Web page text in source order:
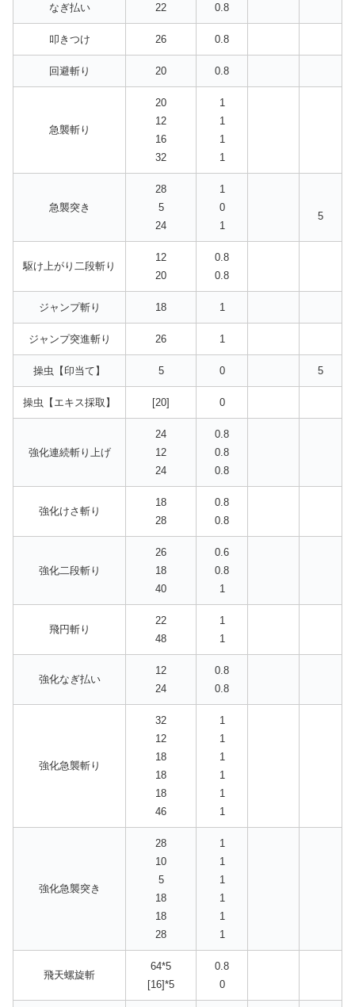
なぎ払い 22 0.8
叩きつけ 26 0.8
回避斬り 20 0.8
急襲斬り
20
12
16
32
1
1
1
1
急襲突き
28
5
24
1
0
1
5
駆け上がり二段斬り
12
20
0.8
0.8
ジャンプ斬り 18 1
ジャンプ突進斬り 26 1
操虫【印当て】 5 0 5
操虫【エキス採取】 [20] 0
強化連続斬り上げ
24
12
24
0.8
0.8
0.8
強化けさ斬り
18
28
0.8
0.8
強化二段斬り
26
18
40
0.6
0.8
1
飛円斬り
22
48
1
1
強化なぎ払い
12
24
0.8
0.8
強化急襲斬り
32
12
18
18
18
46
1
1
1
1
1
1
強化急襲突き
28
10
5
18
18
28
1
1
1
1
1
1
飛天螺旋斬
64*5
[16]*5
0.8
0